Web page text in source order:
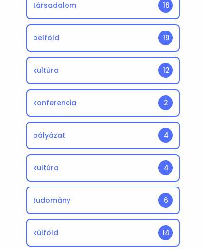
társadalom 16
belföld 19
kultúra 12
konferencia 2
pályázat 4
kultúra 4
tudomány 6
külföld 14